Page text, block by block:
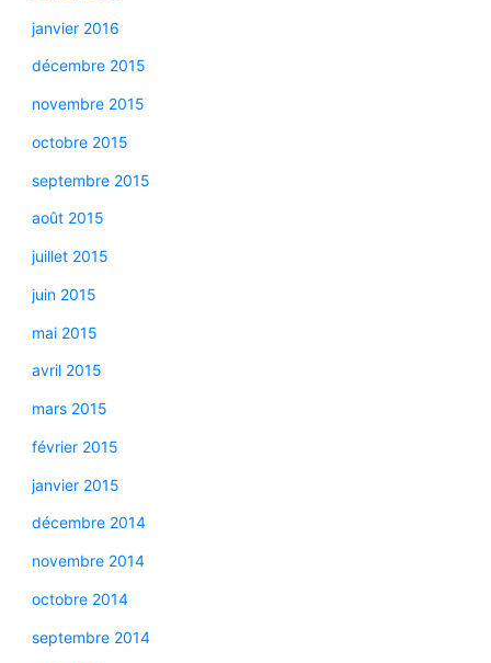
janvier 2016
décembre 2015
novembre 2015
octobre 2015
septembre 2015
août 2015
juillet 2015
juin 2015
mai 2015
avril 2015
mars 2015
février 2015
janvier 2015
décembre 2014
novembre 2014
octobre 2014
septembre 2014